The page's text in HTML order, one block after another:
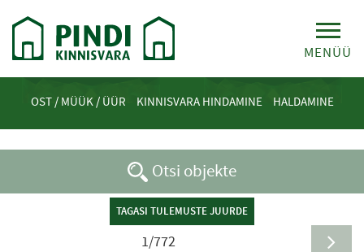
MENÜÜ
OST / MÜÜK / ÜÜR KINNISVARA HINDAMINE HALDAMINE
Otsi objekte
TAGASI TULEMUSTE JUURDE
1/772